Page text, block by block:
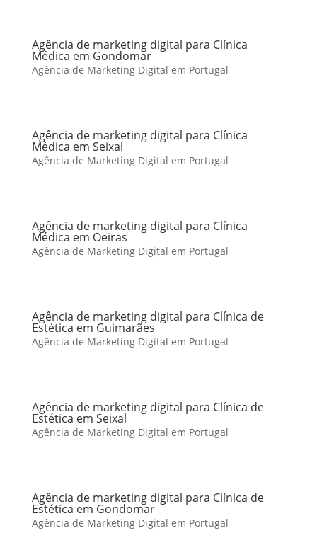
Agência de marketing digital para Clínica
Médica em Gondomar
Agência de Marketing Digital em Portugal
Agência de marketing digital para Clínica
Médica em Seixal
Agência de Marketing Digital em Portugal
Agência de marketing digital para Clínica
Médica em Oeiras
Agência de Marketing Digital em Portugal
Agência de marketing digital para Clínica de
Estética em Guimarães
Agência de Marketing Digital em Portugal
Agência de marketing digital para Clínica de
Estética em Seixal
Agência de Marketing Digital em Portugal
Agência de marketing digital para Clínica de
Estética em Gondomar
Agência de Marketing Digital em Portugal